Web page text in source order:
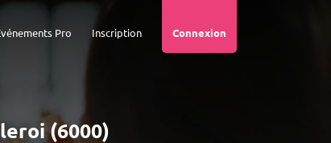
Connexion
Inscription
Pro
(6000)